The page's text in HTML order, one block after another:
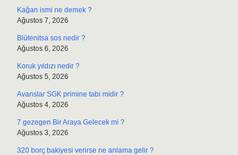
Kağan ismi ne demek ?
Ağustos 7, 2026
Blütenitsa sos nedir ?
Ağustos 6, 2026
Koruk yıldızı nedir ?
Ağustos 5, 2026
Avanslar SGK primine tabi midir ?
Ağustos 4, 2026
7 gezegen Bir Araya Gelecek mi ?
Ağustos 3, 2026
320 borç bakiyesi verirse ne anlama gelir ?